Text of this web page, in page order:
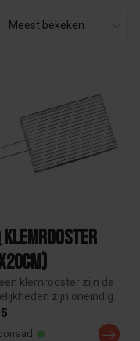
Klemrooster
klemrooster zijn de
zijn oneindig.
kan goe...